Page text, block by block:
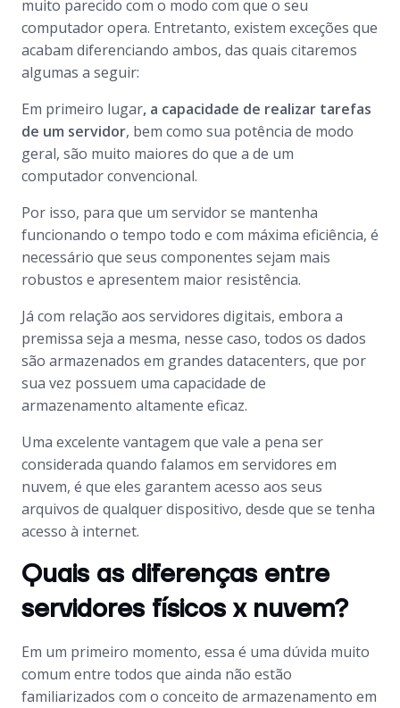
muito parecido com o modo com que o seu
computador opera. Entretanto, existem exceções que
acabam diferenciando ambos, das quais citaremos
algumas a seguir:
Em primeiro lugar, a capacidade de realizar tarefas
de um servidor, bem como sua potência de modo
geral, são muito maiores do que a de um
computador convencional.
Por isso, para que um servidor se mantenha
funcionando o tempo todo e com máxima eficiência, é
necessário que seus componentes sejam mais
robustos e apresentem maior resistência.
Já com relação aos servidores digitais, embora a
premissa seja a mesma, nesse caso, todos os dados
são armazenados em grandes datacenters, que por
sua vez possuem uma capacidade de
armazenamento altamente eficaz.
Uma excelente vantagem que vale a pena ser
considerada quando falamos em servidores em
nuvem, é que eles garantem acesso aos seus
arquivos de qualquer dispositivo, desde que se tenha
acesso à internet.
Quais as diferenças entre
servidores físicos x nuvem?
Em um primeiro momento, essa é uma dúvida muito
comum entre todos que ainda não estão
familiarizados com o conceito de armazenamento em